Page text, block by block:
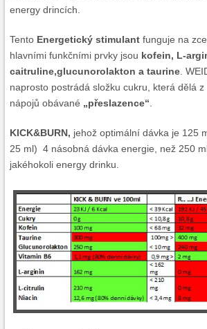
energy drincích.
Tento Energetický stimulant funguje na
hlavními funkčními prvky jsou kofein, L-
caitruline,glucunorolakton a taurine .
naprosto postrádá složku cukru, která dělá
nápojů obávané „přeslazence“
KICK&BURN, jehož optimální dávka je 125
25 ml) 4 násobná dávka energie, než 250
jakéhokoli energy drinku.